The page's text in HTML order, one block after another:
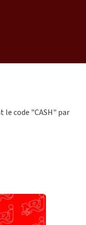
le code "CASH" par